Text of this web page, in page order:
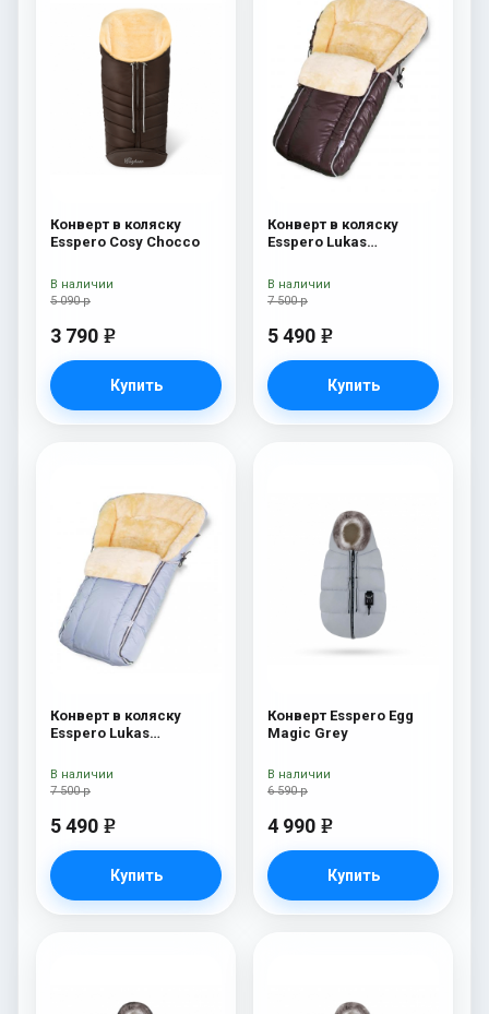
Конверт в коляску
Esspero Cosy Chocco
5 090 р
3 790 e
Купить
В наличии
Конверт в коляску
Esspero Lukas
шерсть) Chocolat
7 500 р
5 490 e
Купить
В наличии
Конверт в коляску
Esspero Lukas
шерсть) Blue Mountain
7 500 р
5 490 e
Купить
В наличии
Конверт Esspero Egg
Magic Grey
6 590 р
4 990 e
Купить
В наличии